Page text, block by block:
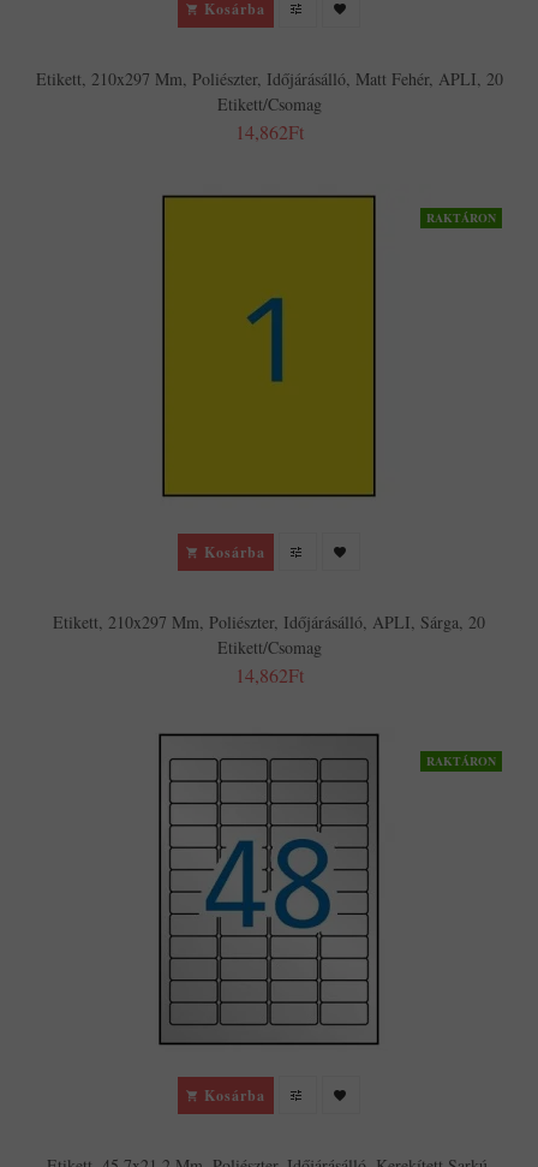
Kosárba
Etikett, 210x297 Mm, Poliészter, Időjárásálló, Matt Fehér, APLI, 20
Etikett/csomag
14,862Ft
RAKTÁRON
Kosárba
Etikett, 210x297 Mm, Poliészter, Időjárásálló, APLI, Sárga, 20
Etikett/csomag
14,862Ft
RAKTÁRON
Kosárba